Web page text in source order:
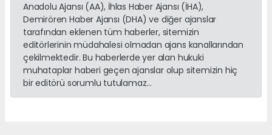
Anadolu Ajansı (AA), İhlas Haber Ajansı (İHA),
Demirören Haber Ajansı (DHA) ve diğer ajanslar
tarafından eklenen tüm haberler, sitemizin
editörlerinin müdahalesi olmadan ajans kanallarından
çekilmektedir. Bu haberlerde yer alan hukuki
muhataplar haberi geçen ajanslar olup sitemizin hiç
bir editörü sorumlu tutulamaz...